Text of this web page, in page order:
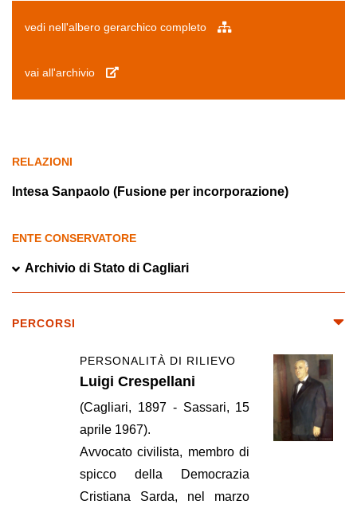
vedi nell'albero gerarchico completo
vai all'archivio
RELAZIONI
Intesa Sanpaolo (Fusione per incorporazione)
ENTE CONSERVATORE
Archivio di Stato di Cagliari
PERCORSI
PERSONALITÀ DI RILIEVO
Luigi Crespellani
(Cagliari, 1897 - Sassari, 15
aprile 1967).
Avvocato civilista, membro di
spicco della Democrazia
Cristiana Sarda, nel marzo